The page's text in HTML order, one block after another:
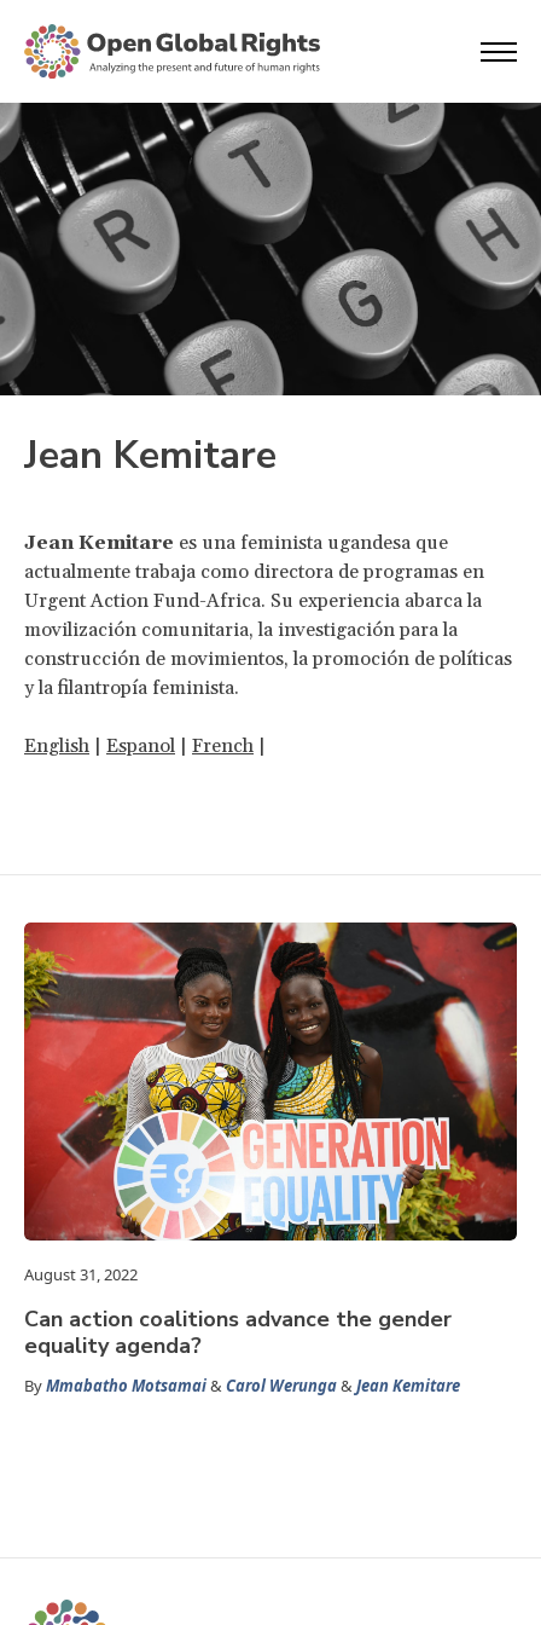
Jean Kemitare
Jean Kemitare es una feminista ugandesa que
actualmente trabaja como directora de programas en
Urgent Action Fund-Africa. Su experiencia abarca la
movilización comunitaria, la investigación para la
construcción de movimientos, la promoción de políticas
y la filantropía feminista.
English | Espanol | French |
August 31, 2022
Can action coalitions advance the gender
equality agenda?
ByMmabatho Motsamai&Carol Werunga&Jean Kemitare